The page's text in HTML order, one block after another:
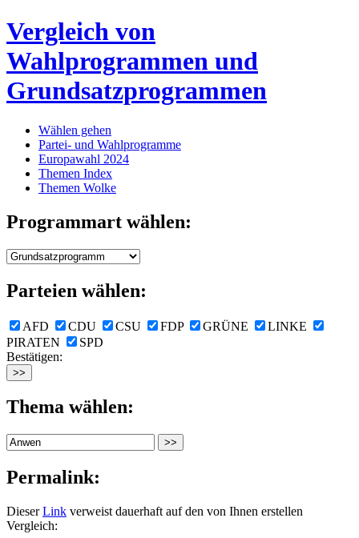
Vergleich von
Wahlprogrammen und
Grundsatzprogrammen
Wählen gehen
Partei- und Wahlprogramme
Europawahl 2024
Themen Index
Themen Wolke
Programmart wählen:
Parteien wählen:
AFD CDU CSU FDP GRÜNE
LINKE
PIRATEN
SPD
Bestätigen:
Thema wählen:
Permalink:
DieserLink verweist dauerhaft auf den von Ihnen erstellen
Vergleich: